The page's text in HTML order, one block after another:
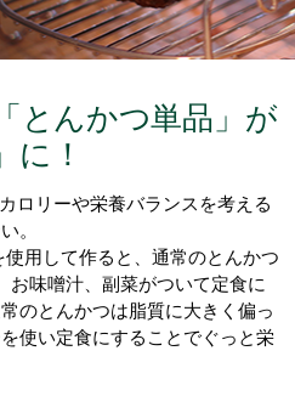
ん か つ 単 品 」が
に！
ロリーや栄養バランスを考える
。
用して作ると、通常のとんかつ
お味噌汁、副菜がついて定食に
のとんかつは脂質に大きく偏っ
使い定食にすることでぐっと栄